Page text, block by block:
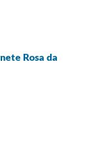
Rosa da